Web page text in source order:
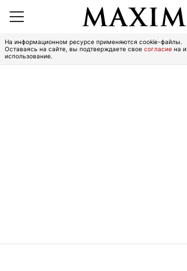
На информационном ресурсе применяются cookie-файлы.
Оставаясь на сайте, вы подтверждаете свое согласие на
использование.